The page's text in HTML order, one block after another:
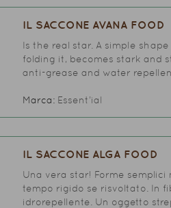
IL SACCONE AVANA FOOD
Is the real star. A simple
folding it, becomes stark and
anti-grease and water
Marca: Essent’ial
IL SACCONE ALGA FOOD
Una vera star! Forme semplici
tempo rigido se risvoltato. In
idrorepellente. Un oggetto